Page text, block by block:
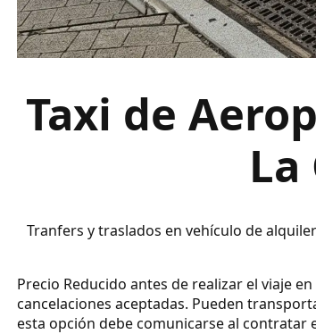
Taxi de
La
Tranfers y traslados en vehículo de
Precio Reducido antes de realizar el viaje en
cancelaciones aceptadas. Pueden
esta opción debe comunicarse al contratar